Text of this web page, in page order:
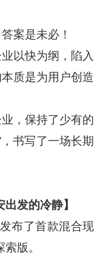
是未必！
快为纲，陷入
质是为用户创造
保持了少有的
书写了一场长期
出发的冷静】
了首款混合现
版。